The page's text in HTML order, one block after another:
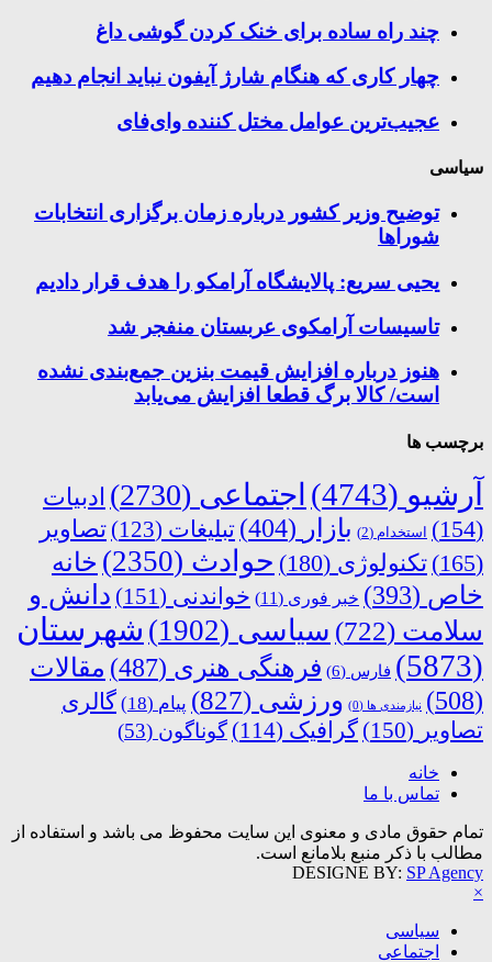
چند راه‌ ساده برای خنک کردن گوشی داغ
چهار کاری که هنگام شارژ آیفون نباید انجام دهیم
عجیب‌ترین عوامل مختل کننده وای‌فای
سیاسی
توضیح وزیر کشور درباره زمان برگزاری انتخابات
شوراها
یحیی سریع: پالایشگاه آرامکو را هدف قرار دادیم
تاسیسات آرامکوی عربستان منفجر شد
هنوز درباره افزایش قیمت بنزین جمع‌بندی نشده
است/ کالا برگ قطعا افزایش می‌یابد
برچسب ها
آرشیو (4743) اجتماعی (2730)
ادبیات
(154)
استخدام (2) بازار (404) تبلیغات (123)
تصاویر
(165)
تکنولوژی (180) حوادث (2350)
خانه
خاص (393) خبر فوری (11) خواندنی (151)
دانش و
سلامت (722) سیاسی (1902)
شهرستان
(5873)
فارس (6) فرهنگی هنری (487)
مقالات
(508)
نیازمندی ها (0) ورزشی (827) پیام (18)
گالری
تصاویر (150) گرافیک (114) گوناگون (53)
خانه
تماس با ما
تمام حقوق مادی و معنوی این سایت محفوظ می باشد و استفاده از
مطالب با ذکر منبع بلامانع است.
DESIGNE BY: SP Agency
×
سیاسی
اجتماعی